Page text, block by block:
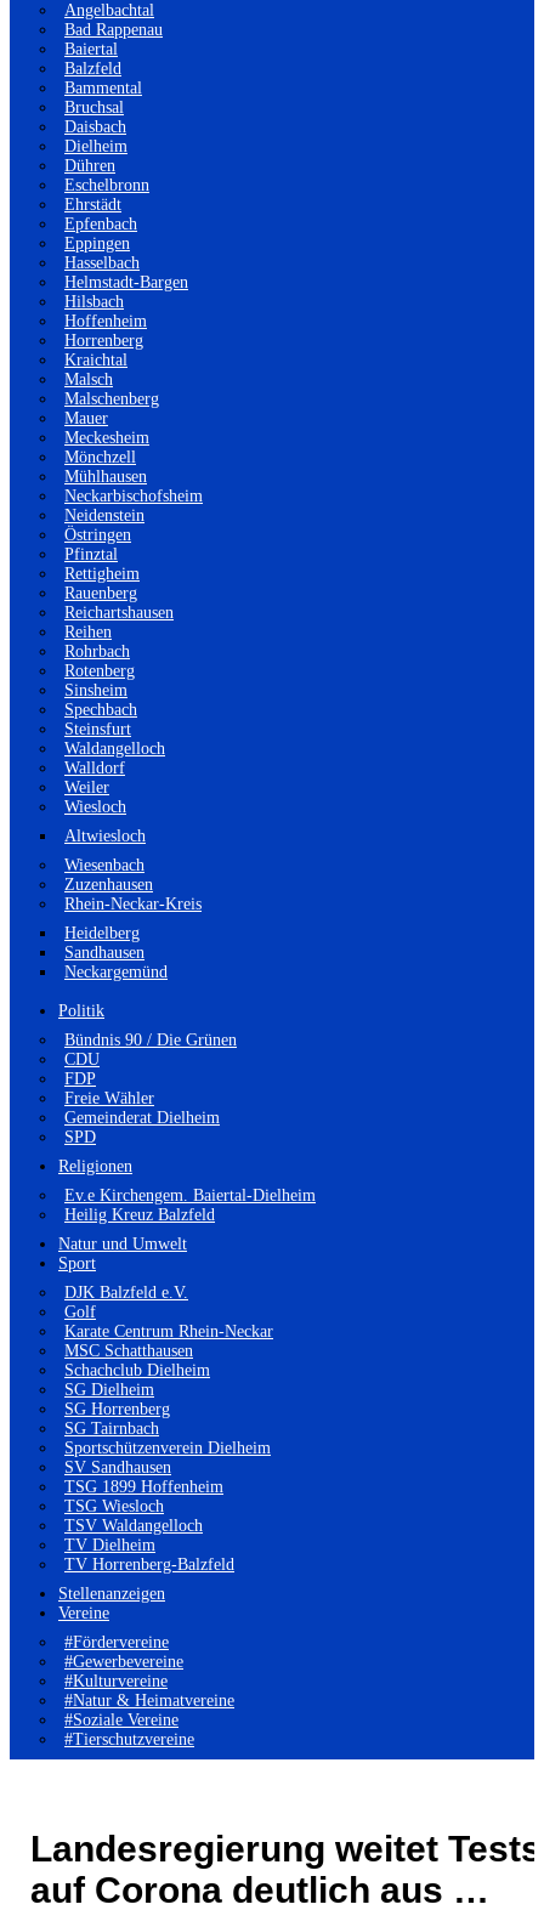
Angelbachtal
Bad Rappenau
Baiertal
Balzfeld
Bammental
Bruchsal
Daisbach
Dielheim
Dühren
Eschelbronn
Ehrstädt
Epfenbach
Eppingen
Hasselbach
Helmstadt-Bargen
Hilsbach
Hoffenheim
Horrenberg
Kraichtal
Malsch
Malschenberg
Mauer
Meckesheim
Mönchzell
Mühlhausen
Neckarbischofsheim
Neidenstein
Östringen
Pfinztal
Rettigheim
Rauenberg
Reichartshausen
Reihen
Rohrbach
Rotenberg
Sinsheim
Spechbach
Steinsfurt
Waldangelloch
Walldorf
Weiler
Wiesloch
Altwiesloch
Wiesenbach
Zuzenhausen
Rhein-Neckar-Kreis
Heidelberg
Sandhausen
Neckargemünd
Politik
Bündnis 90 / Die Grünen
CDU
FDP
Freie Wähler
Gemeinderat Dielheim
SPD
Religionen
Ev.e Kirchengem. Baiertal-Dielheim
Heilig Kreuz Balzfeld
Natur und Umwelt
Sport
DJK Balzfeld e.V.
Golf
Karate Centrum Rhein-Neckar
MSC Schatthausen
Schachclub Dielheim
SG Dielheim
SG Horrenberg
SG Tairnbach
Sportschützenverein Dielheim
SV Sandhausen
TSG 1899 Hoffenheim
TSG Wiesloch
TSV Waldangelloch
TV Dielheim
TV Horrenberg-Balzfeld
Stellenanzeigen
Vereine
#Fördervereine
#Gewerbevereine
#Kulturvereine
#Natur & Heimatvereine
#Soziale Vereine
#Tierschutzvereine
Landesregierung weitet Tests
auf Corona deutlich aus …